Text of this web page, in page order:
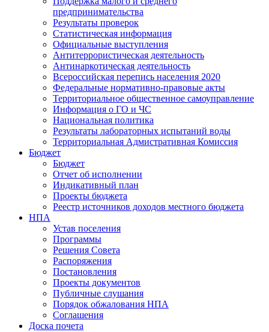
предпринимательства
Результаты проверок
Статистическая информация
Официальные выступления
Антитеррористическая деятельность
Антинаркотическая деятельность
Всероссийская перепись населения 2020
Федеральные нормативно-правовые акты
Территориальное общественное самоуправление
Информация о ГО и ЧС
Национальная политика
Результаты лабораторных испытаний воды
Территориальная Адмистративная Комиссия
Бюджет
Бюджет
Отчет об исполнении
Индикативный план
Проекты бюджета
Реестр источников доходов местного бюджета
НПА
Устав поселения
Программы
Решения Совета
Распоряжения
Постановления
Проекты документов
Публичные слушания
Порядок обжалования НПА
Соглашения
Доска почета